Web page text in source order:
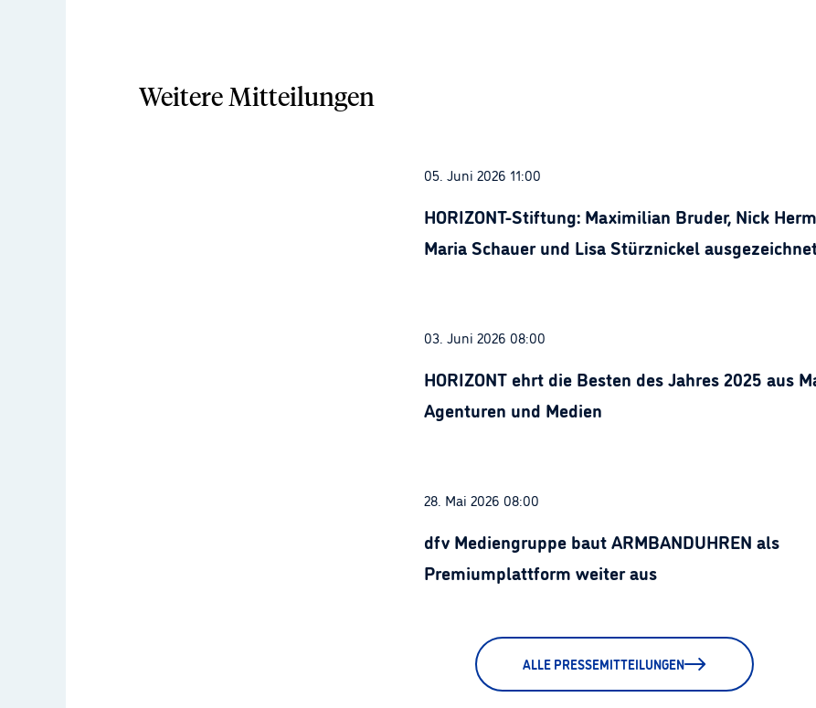
Weitere Mitteilungen
05. Juni 2026 11:00
HORIZONT-Stiftung: Maximilian Bruder, Nick
Maria Schauer und Lisa Stürznickel
03. Juni 2026 08:00
HORIZONT ehrt die Besten des Jahres 2025 aus
Agenturen und Medien
28. Mai 2026 08:00
dfv Mediengruppe baut ARMBANDUHREN als
Premiumplattform weiter aus
ALLE PRESSEMITTEILUNGEN